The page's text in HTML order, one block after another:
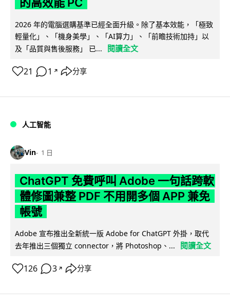
2026 年的電腦選購基準已經全面升級。除了基本效能，「極致
輕量化」、「機身美學」、「AI算力」、「前瞻技術加持」以
及「品質與售後服務」 已...
閱讀全文
21 1 ↗ 分享
人工智能
Vin 1 日
ChatGPT 免費呼叫 Adobe 一句話跨軟
體修圖兼整 PDF 不用開多個 APP 兼免
帳號
Adobe 宣布推出全新統一版 Adobe for ChatGPT 外掛，取代
去年推出三個獨立 connector，將 Photoshop、...
閱讀全文
126 3 ↗ 分享